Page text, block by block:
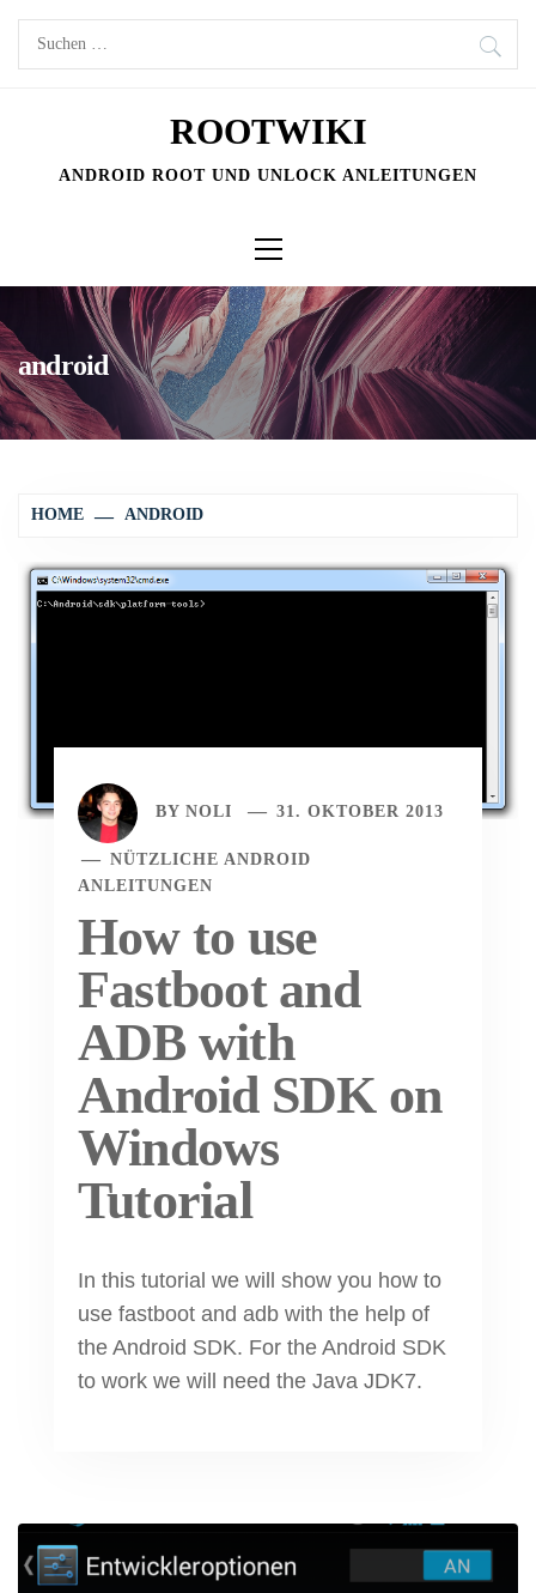
Skip
Suchen
nach:
ROOTWIKI
ANDROID ROOT UND UNLOCK ANLEITUNGEN
Menu
android
HOME ANDROID
BY NOLI 31. OKTOBER 2013
NÜTZLICHE ANDROID
ANLEITUNGEN
How to use
Fastboot and
ADB with
Android SDK on
Windows
Tutorial
In this tutorial we will show you how to
use fastboot and adb with the help of
the Android SDK. For the Android SDK
to work we will need the Java JDK7.